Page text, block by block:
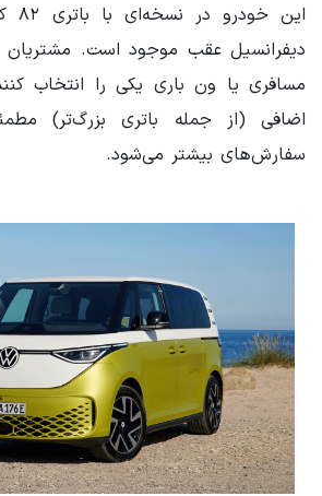
این
دیفرانسیل عقب موجود است. مشتریان
مسافری یا ون باری یکی را انتخاب
اضافی (از جمله باتری بزرگ‌تر)
سفارش‌های بیشتر می‌شود.